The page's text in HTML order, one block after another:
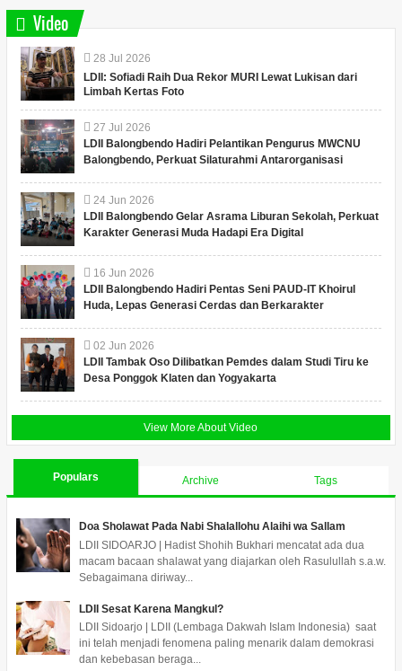
Video
28 Jul 2026
LDII: Sofiadi Raih Dua Rekor MURI Lewat Lukisan dari
Limbah Kertas Foto
27 Jul 2026
LDII Balongbendo Hadiri Pelantikan Pengurus MWCNU
Balongbendo, Perkuat Silaturahmi Antarorganisasi
24 Jun 2026
LDII Balongbendo Gelar Asrama Liburan Sekolah, Perkuat
Karakter Generasi Muda Hadapi Era Digital
16 Jun 2026
LDII Balongbendo Hadiri Pentas Seni PAUD-IT Khoirul
Huda, Lepas Generasi Cerdas dan Berkarakter
02 Jun 2026
LDII Tambak Oso Dilibatkan Pemdes dalam Studi Tiru ke
Desa Ponggok Klaten dan Yogyakarta
View More About Video
Populars Archive Tags
Doa Sholawat Pada Nabi Shalallohu Alaihi wa Sallam
LDII SIDOARJO | Hadist Shohih Bukhari mencatat ada dua
macam bacaan shalawat yang diajarkan oleh Rasulullah s.a.w.
Sebagaimana diriway...
LDII Sesat Karena Mangkul?
LDII Sidoarjo | LDII (Lembaga Dakwah Islam Indonesia) saat
ini telah menjadi fenomena paling menarik dalam demokrasi
dan kebebasan beraga...